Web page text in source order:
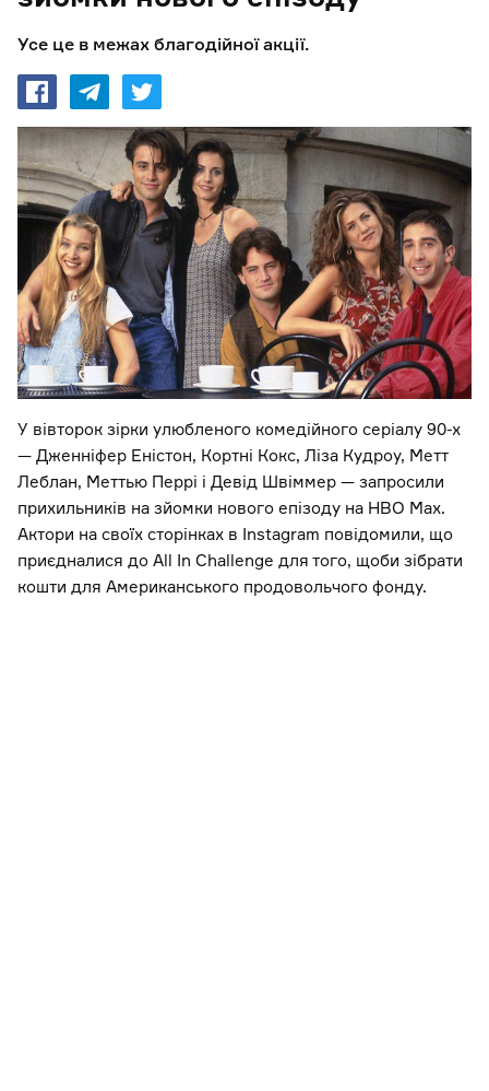
Усе це в межах благодійної акції.
У вівторок зірки улюбленого комедійного серіалу 90-х
— Дженніфер Еністон, Кортні Кокс, Ліза Кудроу, Метт
Леблан, Меттью Перрі і Девід Швіммер — запросили
прихильників на зйомки нового епізоду на HBO Max.
Актори на своїх сторінках в Instagram повідомили, що
приєдналися до All In Challenge для того, щоби зібрати
кошти для Американського продовольчого фонду.